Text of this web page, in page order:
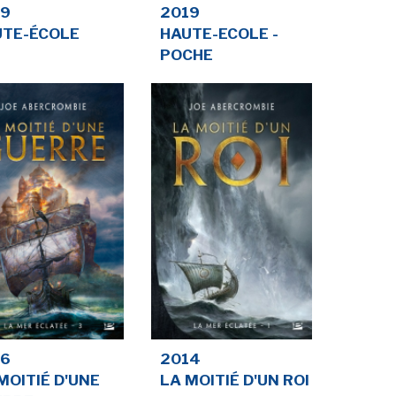
à
de
LA RÉDACTION
EDITIONS ACTUSF
- Publicités Données personnelles - Plan du site
ÉCOLE
2019
HAUTE-ECOLE -
POCHE
D'UNE
2014
LA MOITIÉ D'UN ROI